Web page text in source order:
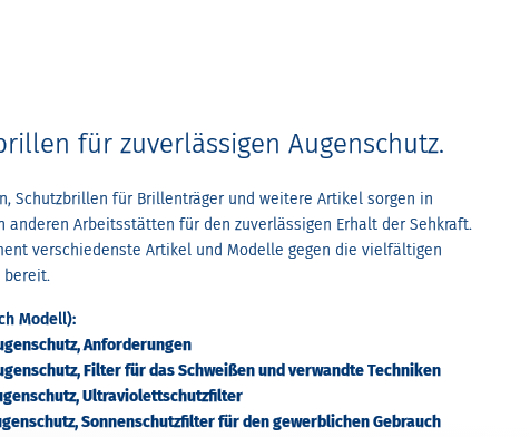
für zuverlässigen Augenschutz.
Schutzbrillen für Brillenträger und weitere Artikel sorgen in
anderen Arbeitsstätten für den zuverlässigen Erhalt der Sehkraft.
verschiedenste Artikel und Modelle gegen die vielfältigen
bereit.
Modell):
Anforderungen
Filter für das Schweißen und verwandte Techniken
Ultraviolettschutzfilter
Sonnenschutzfilter für den gewerblichen Gebrauch